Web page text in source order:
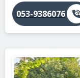
053-9386076